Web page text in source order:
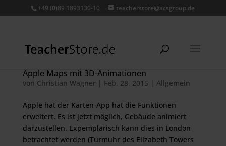
+49 (0)89 1893130-10 teacherstore@acsgroup.de
Apple Maps mit 3D-Animationen
von Christian Wagner | Feb. 28, 2015 | Allgemein
Apple hat der Karten-App hat die Funktionen
erweitert. Es ist jetzt möglich, Gebäude animiert
darzustellen. Expemplarisch kann dies in London
betrachtet werden (Turmuhr des Elizabeth Towers